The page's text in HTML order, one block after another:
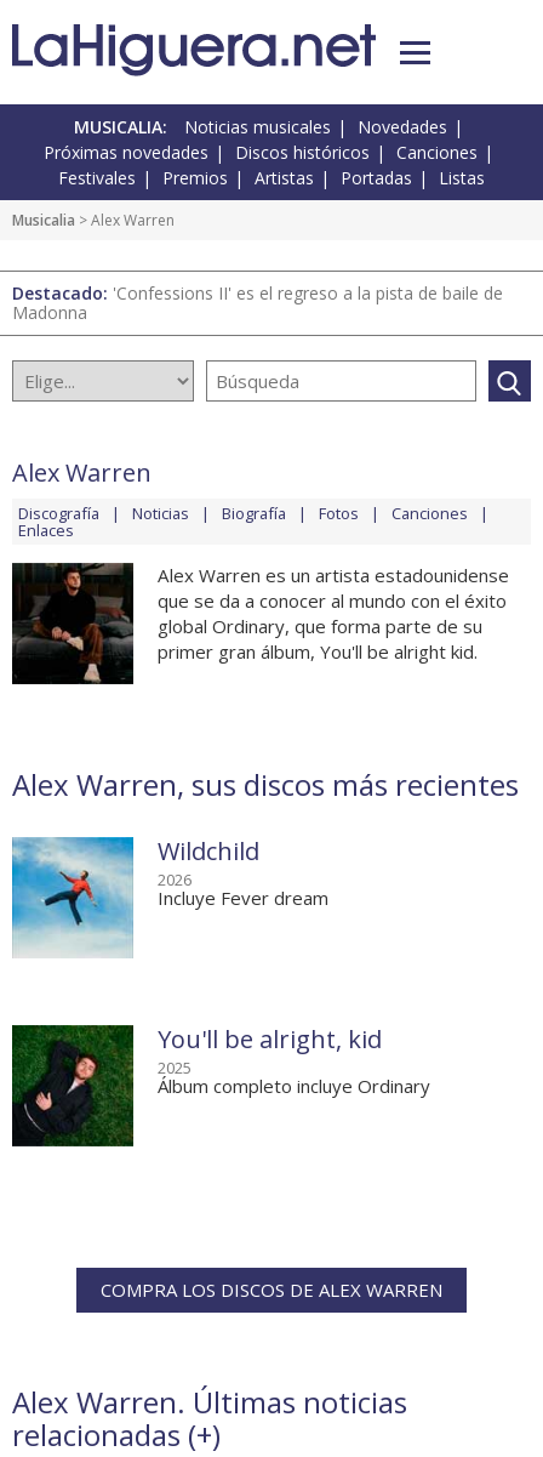
MUSICALIA: Noticias musicales
Novedades
Próximas novedades
Discos históricos
Canciones
Festivales
Premios Artistas Portadas Listas
Musicalia > Alex Warren
Destacado: 'Confessions II' es el regreso a la pista de baile de
Madonna
Alex Warren
Discografía Noticias Biografía Fotos Canciones
Enlaces
Alex Warren es un artista estadounidense
que se da a conocer al mundo con el éxito
global Ordinary, que forma parte de su
primer gran álbum, You'll be alright kid.
Alex Warren, sus discos más recientes
Wildchild
2026
Incluye Fever dream
You'll be alright, kid
2025
Álbum completo incluye Ordinary
COMPRA LOS DISCOS DE ALEX WARREN
Alex Warren. Últimas noticias
relacionadas (+)